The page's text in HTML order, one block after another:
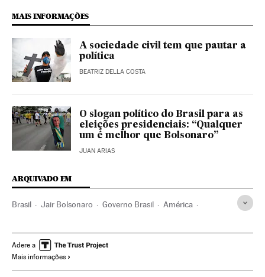
MAIS INFORMAÇÕES
A sociedade civil tem que pautar a
política
BEATRIZ DELLA COSTA
O slogan político do Brasil para as
eleições presidenciais: “Qualquer
um é melhor que Bolsonaro”
JUAN ARIAS
ARQUIVADO EM
Brasil Jair Bolsonaro Governo Brasil América
América do Sul Partido dos Trabalhadores
Luiz Inácio Lula da Silva
Adere a
Mais informações